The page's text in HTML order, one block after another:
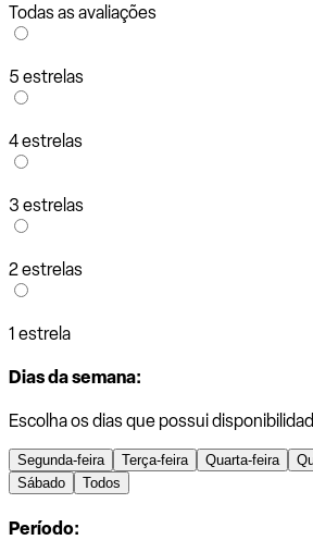
Todas as avaliações
5 estrelas
4 estrelas
3 estrelas
2 estrelas
1 estrela
Dias da semana:
Escolha os dias que possui
Segunda-feira Terça-feira Quarta-feira
Sábado
Todos
Período: